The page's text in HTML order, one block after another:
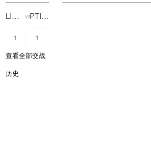
LIQUID vs PTIME
1
1
查看全部交战
历史